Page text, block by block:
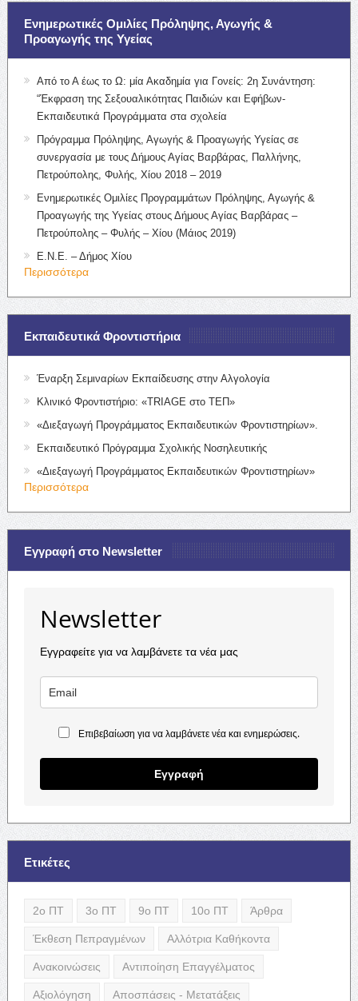
Ενημερωτικές Ομιλίες Πρόληψης, Αγωγής &
Προαγωγής της Υγείας
Από το Α έως το Ω: μία Ακαδημία για Γονείς: 2η Συνάντηση:
“Έκφραση της Σεξουαλικότητας Παιδιών και Εφήβων-
Εκπαιδευτικά Προγράμματα στα σχολεία
Πρόγραμμα Πρόληψης, Αγωγής & Προαγωγής Υγείας σε
συνεργασία με τους Δήμους Αγίας Βαρβάρας, Παλλήνης,
Πετρούπολης, Φυλής, Χίου 2018 – 2019
Ενημερωτικές Ομιλίες Προγραμμάτων Πρόληψης, Αγωγής &
Προαγωγής της Υγείας στους Δήμους Αγίας Βαρβάρας –
Πετρούπολης – Φυλής – Χίου (Μάιος 2019)
Ε.Ν.Ε. – Δήμος Χίου
Περισσότερα
Εκπαιδευτικά Φροντιστήρια
Έναρξη Σεμιναρίων Εκπαίδευσης στην Αλγολογία
Κλινικό Φροντιστήριο: «TRIAGE στο ΤΕΠ»
«Διεξαγωγή Προγράμματος Εκπαιδευτικών Φροντιστηρίων».
Εκπαιδευτικό Πρόγραμμα Σχολικής Νοσηλευτικής
«Διεξαγωγή Προγράμματος Εκπαιδευτικών Φροντιστηρίων»
Περισσότερα
Εγγραφή στο Newsletter
Newsletter
Εγγραφείτε για να λαμβάνετε τα νέα μας
Επιβεβαίωση για να λαμβάνετε νέα και ενημερώσεις.
Εγγραφή
Ετικέτες
2ο ΠΤ 3ο ΠΤ 9ο ΠΤ 10ο ΠΤ Άρθρα
Έκθεση Πεπραγμένων Αλλότρια Καθήκοντα
Ανακοινώσεις Αντιποίηση Επαγγέλματος
Αξιολόγηση Αποσπάσεις - Μετατάξεις